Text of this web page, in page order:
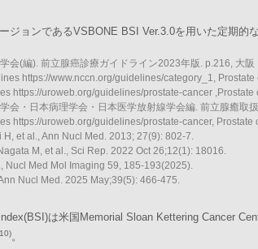
ジョンであるVSBONE BSI Ver.3.0を用いた定期的
会(編). 前立腺癌診療ガイドライン2023年版. p.216, 大
https://www.nccn.org/guidelines/category_1,
https://uroweb.org/guidelines/prostate-cancer
会・日本病理学会・日本医学放射線学会編. 前立腺癒取
https://uroweb.org/guidelines/prostate-cancer,
et al., Ann Nucl Med. 2013; 27(9): 802-7.
M, et al., Sci Rep. 2022 Oct 26;12(1): 18016.
Nucl Med Mol Imaging 59, 185-193(2025).
Nucl Med. 2025 May;39(5): 466-475.
は米国Memorial Sloan Kettering Cancer
10)。